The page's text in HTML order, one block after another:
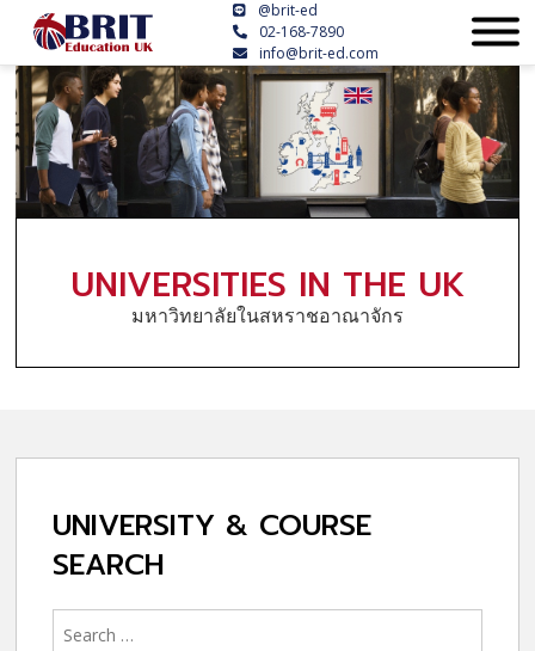
@brit-ed
02-168-7890
info@brit-ed.com
UNIVERSITIES IN THE UK
มหาวิทยาลัยในสหราชอาณาจักร
UNIVERSITY & COURSE
SEARCH